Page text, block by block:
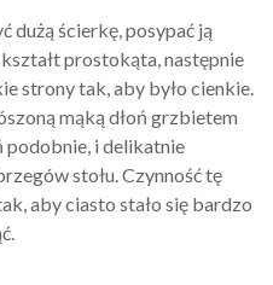
dużą ścierkę, posypać ją
prostokąta, następnie
strony tak, aby było cienkie.
mąką dłoń grzbietem
podobnie, i delikatnie
stołu. Czynność tę
aby ciasto stało się bardzo